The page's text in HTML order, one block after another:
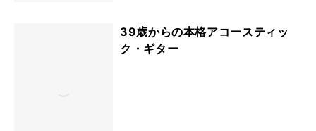
39歳からの本格アコースティッ
ク・ギター